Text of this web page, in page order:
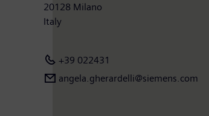
20128 Milano
Italy
+39 022431
angela.gherardelli@siemens.com